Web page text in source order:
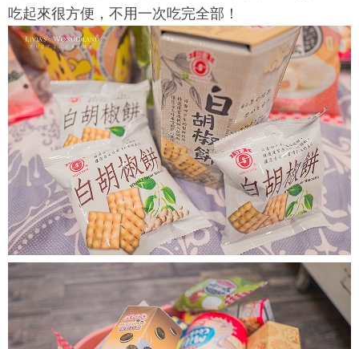
吃起來很方便，不用一次吃完全部！